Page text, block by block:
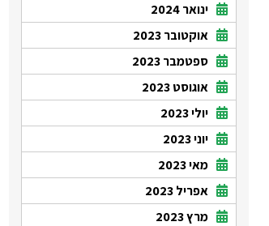
ינואר 2024
אוקטובר 2023
ספטמבר 2023
אוגוסט 2023
יולי 2023
יוני 2023
מאי 2023
אפריל 2023
מרץ 2023